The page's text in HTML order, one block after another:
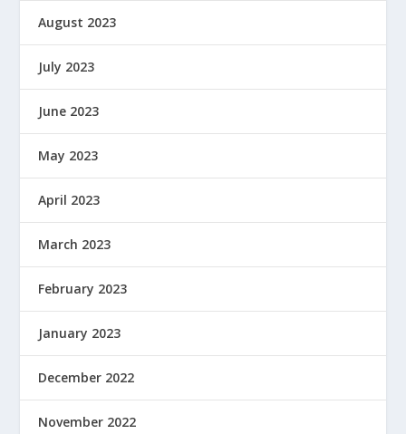
August 2023
July 2023
June 2023
May 2023
April 2023
March 2023
February 2023
January 2023
December 2022
November 2022